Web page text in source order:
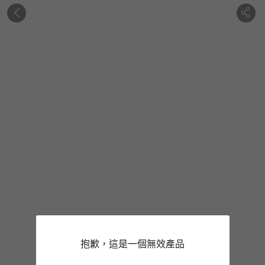
抱歉，這是一個無效產品